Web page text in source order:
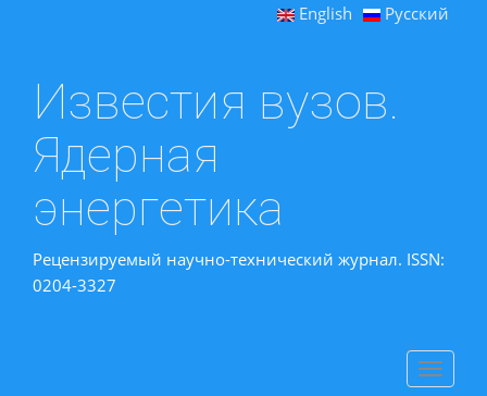
English Русский
Известия вузов.
Ядерная
энергетика
Рецензируемый научно-технический журнал. ISSN:
0204-3327
Toggle